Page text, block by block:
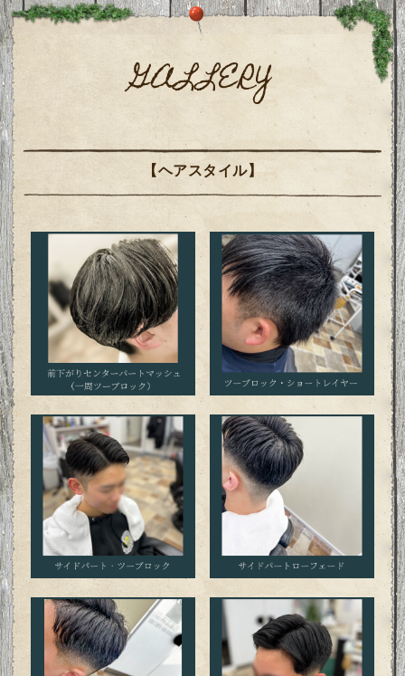
GALLERY
【ヘアスタイル】